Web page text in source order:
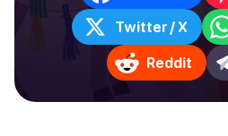
Twitter / X
Reddit